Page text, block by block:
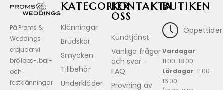
På Proms &
Weddings
erbjuder vi
bröllops-, bal-
och
festklänningar
BUTIKEN
Öppettider:
Vardagar:
11.00-18.00
Lördagar: 11.00-
16.00
KONTAKTA
OSS
Kundtjänst
Vanliga frågor
och svar -
FAQ
Provning av
KATEGORIER
Klänningar
Brudskor
Smycken
Tillbehör
Underkläder